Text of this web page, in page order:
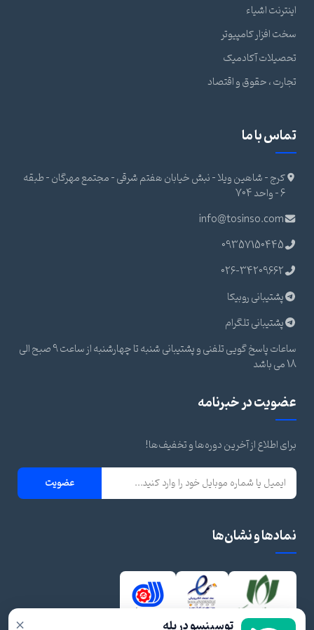
اینترنت اشیاء
سخت افزار کامپیوتر
تحصیلات آکادمیک
تجارت ، حقوق و اقتصاد
تماس با ما
کرج - شاهین ویلا - نبش خیابان هفتم شرقی - مجتمع مهرگان - طبقه
6 - واحد 704
info@tosinso.com
09357150445
026-34209662
پشتیبانی روبیکا
پشتیبانی تلگرام
ساعات پاسخ گویی تلفنی و پشتیبانی شنبه تا چهارشنبه از ساعت 9 صبح الی
18 می باشد
عضویت در خبرنامه
برای اطلاع از آخرین دوره‌ها و تخفیف‌ها!
عضویت
نمادها و نشان‌ها
توسینسو در بله